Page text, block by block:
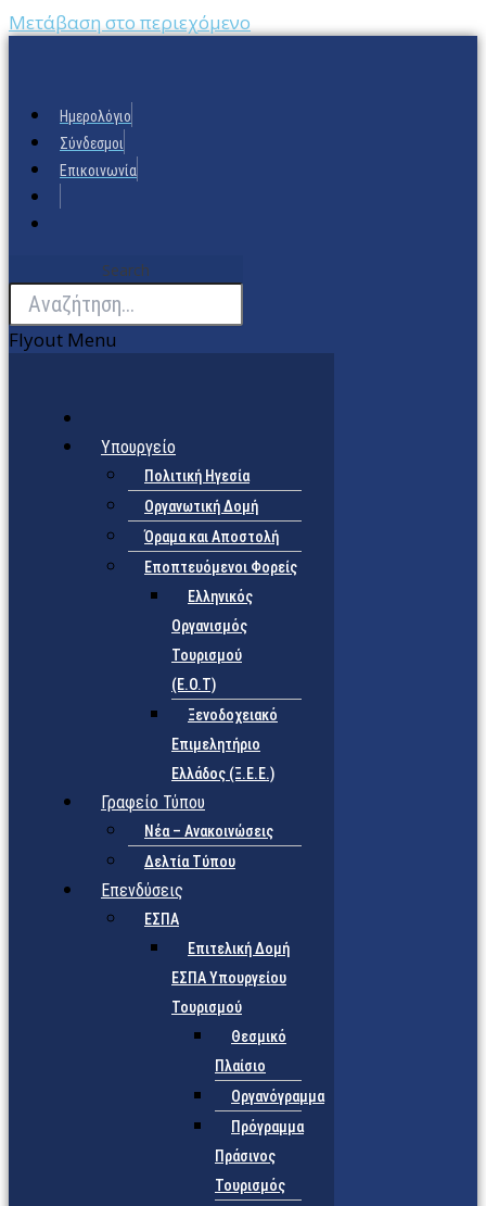
Μετάβαση στο περιεχόμενο
Ημερολόγιο
Σύνδεσμοι
Επικοινωνία
Search
Flyout Menu
Υπουργείο
Πολιτική Ηγεσία
Οργανωτική Δομή
Όραμα και Αποστολή
Εποπτευόμενοι Φορείς
Eλληνικός
Οργανισμός
Τουρισμού
(Ε.Ο.Τ)
Ξενοδοχειακό
Επιμελητήριο
Ελλάδος (Ξ.Ε.Ε.)
Γραφείο Τύπου
Νέα – Ανακοινώσεις
Δελτία Τύπου
Επενδύσεις
ΕΣΠΑ
Επιτελική Δομή
ΕΣΠΑ Υπουργείου
Τουρισμού
Θεσμικό
Πλαίσιο
Οργανόγραμμα
Πρόγραμμα
Πράσινος
Τουρισμός